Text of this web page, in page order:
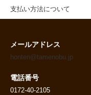
支払い方法について
メールアドレス
honten@tamenobu.jp
電話番号
0172-40-2105